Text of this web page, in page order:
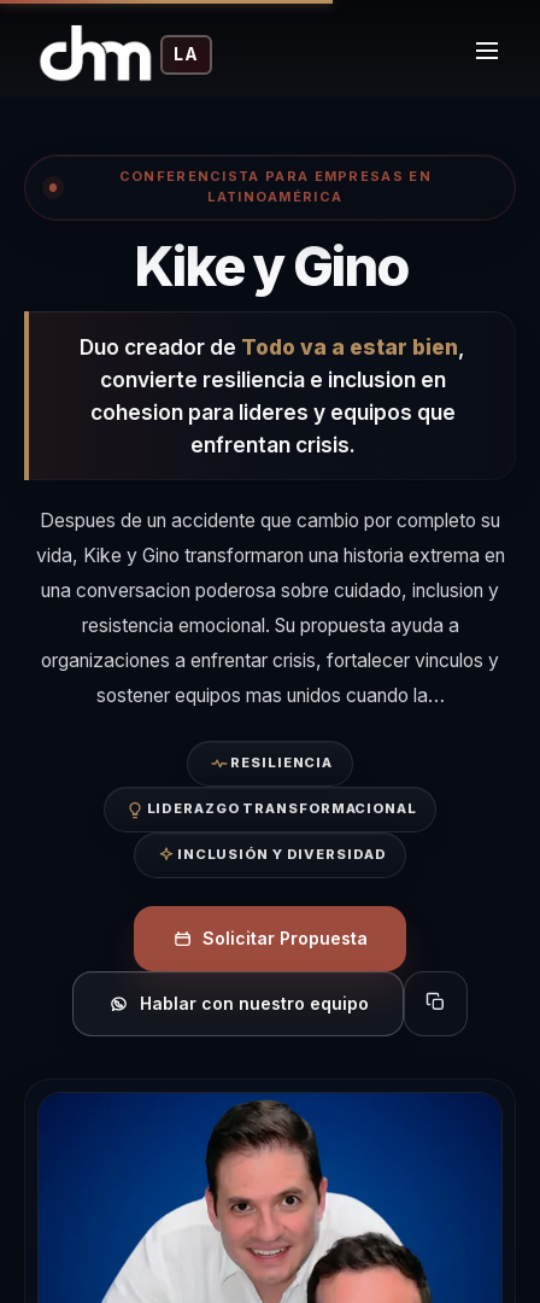
LA
CONFERENCISTA PARA EMPRESAS EN
LATINOAMÉRICA
Kike y Gino–
Duo creador de Todo va a estar bien
convierte resiliencia e inclusion en
cohesion para lideres y equipos que
enfrentan crisis.
Despues de un accidente que cambio por completo su
vida, Kike y Gino transformaron una historia extrema en
una conversacion poderosa sobre cuidado, inclusion y
resistencia emocional. Su propuesta ayuda a
organizaciones a enfrentar crisis, fortalecer vinculos y
sostener equipos mas unidos cuando la…
RESILIENCIA
LIDERAZGO TRANSFORMACIONAL
INCLUSIÓN Y DIVERSIDAD
Solicitar Propuesta
Hablar con nuestro equipo Copiar perfil